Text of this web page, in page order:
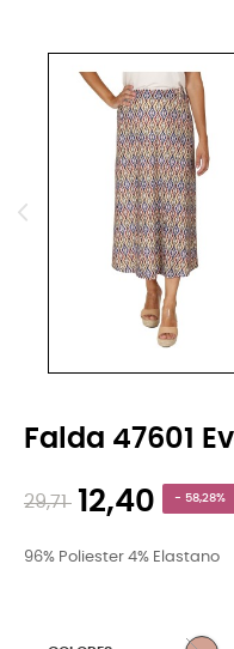
Falda 47601
29,71 12,40 - 58,28%
96% Poliester 4% Elastano